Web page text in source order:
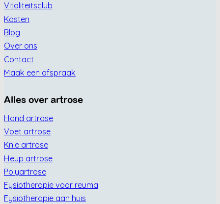
Vitaliteitsclub
Kosten
Blog
Over ons
Contact
Maak een afspraak
Alles over artrose
Hand artrose
Voet artrose
Knie artrose
Heup artrose
Polyartrose
Fysiotherapie voor reuma
Fysiotherapie aan huis